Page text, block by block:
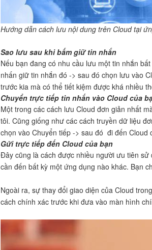
Hướng dẫn cách lưu nội dung trên Cloud tại
Sao lưu sau khi bấm giữ tin nhắn
Nếu bạn đang có nhu cầu lưu một tin nhắn
nhấn giữ tin nhắn đó -> sau đó chọn lưu vào
trước kia mà có thể tiết kiệm được khá nhiều
Chuyển trực tiếp tin nhắn vào Cloud của
Một trong các cách lưu Cloud đơn giản nhất
tôi. Cũng giống như các cách truyền dữ liệu
chọn vào Chuyển tiếp -> sau đó đi đến Cloud
Gửi trực tiếp đến Cloud của bạn
Đây cũng là cách được nhiều người ưu tiên
cần đến bất kỳ một ứng dụng nào khác. Bạn
Ngoài ra, sự thay đổi giao diện của Cloud
cách chính xác trước khi đưa vào màn hình